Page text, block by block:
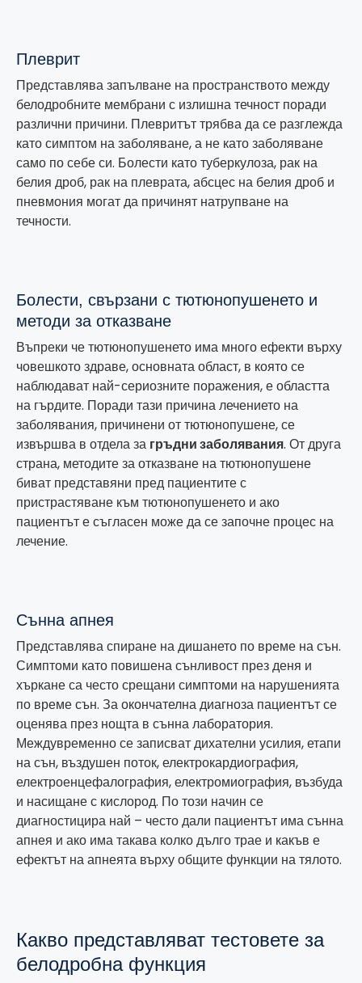
Плеврит
Представлява запълване на пространството между
белодробните мембрани с излишна течност поради
различни причини. Плевритът трябва да се разглежда
като симптом на заболяване, а не като заболяване
само по себе си. Болести като туберкулоза, рак на
белия дроб, рак на плеврата, абсцес на белия дроб и
пневмония могат да причинят натрупване на
течности.
Болести, свързани с тютюнопушенето и
методи за отказване
Въпреки че тютюнопушенето има много ефекти върху
човешкото здраве, основната област, в която се
наблюдават най-сериозните поражения, е областта
на гърдите. Поради тази причина лечението на
заболявания, причинени от тютюнопушене, се
извършва в отдела за гръдни заболявания. От друга
страна, методите за отказване на тютюнопушене
биват представяни пред пациентите с
пристрастяване към тютюнопушенето и ако
пациентът е съгласен може да се започне процес на
лечение.
Сънна апнея
Представлява спиране на дишането по време на сън.
Симптоми като повишена сънливост през деня и
хъркане са често срещани симптоми на нарушенията
по време сън. За окончателна диагноза пациентът се
оценява през нощта в сънна лаборатория.
Междувременно се записват дихателни усилия, етапи
на сън, въздушен поток, електрокардиография,
електроенцефалография, електромиография, възбуда
и насищане с кислород. По този начин се
диагностицира най – често дали пациентът има сънна
апнея и ако има такава колко дълго трае и какъв е
ефектът на апнеята върху общите функции на тялото.
Какво представляват тестовете за
белодробна функция